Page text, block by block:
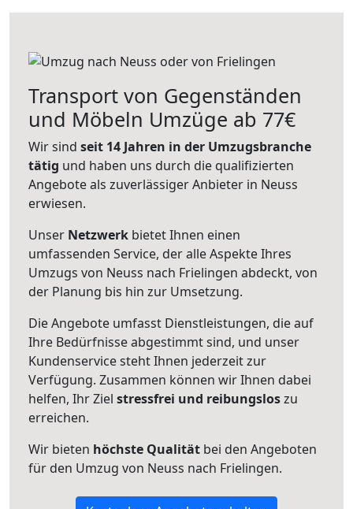
Transport von Gegenständen
und Möbeln Umzüge ab 77€
Wir sind seit 14 Jahren in der Umzugsbranche
tätig und haben uns durch die qualifizierten
Angebote als zuverlässiger Anbieter in Neuss
erwiesen.
Unser Netzwerk bietet Ihnen einen
umfassenden Service, der alle Aspekte Ihres
Umzugs von Neuss nach Frielingen abdeckt, von
der Planung bis hin zur Umsetzung.
Die Angebote umfasst Dienstleistungen, die auf
Ihre Bedürfnisse abgestimmt sind, und unser
Kundenservice steht Ihnen jederzeit zur
Verfügung. Zusammen können wir Ihnen dabei
helfen, Ihr Ziel stressfrei und reibungsloszu
erreichen.
Wir bieten höchste Qualität bei den Angeboten
für den Umzug von Neuss nach Frielingen.